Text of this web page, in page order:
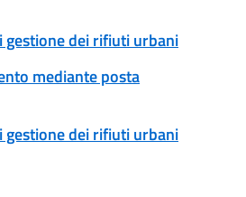
gestione dei rifiuti urbani
mediante posta
gestione dei rifiuti urbani